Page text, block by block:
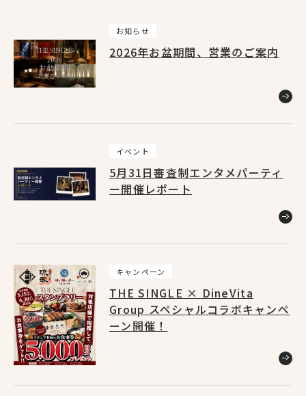
Home
お知らせ
キャンペーン
ニュースリリース 3
公式アプリ
料金システム
上野店 1
お知らせ
2026年お盆期間、営業のご案内
イベント
5月31日審査制エンタメパーティ
ー開催レポート
キャンペーン
THE SINGLE × DineVita
Group スペシャルコラボキャンペ
ーン開催！